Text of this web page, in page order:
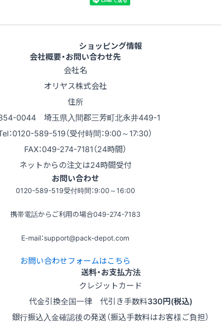
ショッピング情報
会社概要・お問い合わせ先
会社名
オリヤス株式会社
住所
0044 埼玉県入間郡三芳町北永井449-1
：0120-589-519（受付時間：9:00～17:30）
FAX：049-274-7181（24時間）
ネットからの注文は24時間受付
お問い合わせ
0120-589-519受付時間：9:00～16:00
携帯電話からご利用の場合049-274-7183
E-mail：support@pack-depot.com
お問い合わせフォームはこちら
送料・お支払方法
クレジットカード
代金引換全国一律 代引き手数料330円(税込)
銀行振込入金確認後の発送（振込手数料はお客様ご負担）